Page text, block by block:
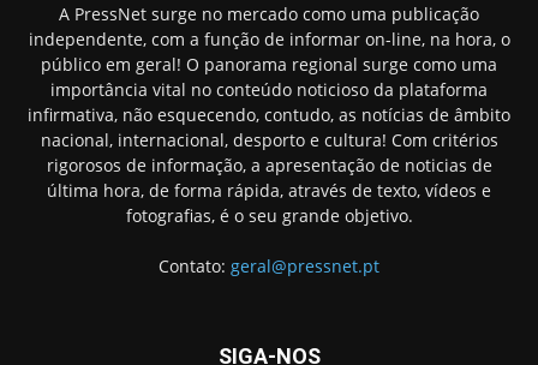
A PressNet surge no mercado como uma publicação
independente, com a função de informar on-line, na hora, o
público em geral! O panorama regional surge como uma
importância vital no conteúdo noticioso da plataforma
infirmativa, não esquecendo, contudo, as notícias de âmbito
nacional, internacional, desporto e cultura! Com critérios
rigorosos de informação, a apresentação de noticias de
última hora, de forma rápida, através de texto, vídeos e
fotografias, é o seu grande objetivo.
Contato: geral@pressnet.pt
SIGA-NOS